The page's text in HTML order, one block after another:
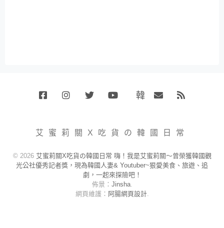
韓
小
賣
艾蜜莉關X吃貨の韓國日常
© 2026 艾蜜莉關X吃貨の韓國日常 嗨！我是艾蜜莉關～曾榮獲韓國觀
光公社優秀記者獎，現為韓國人妻& Youtuber~狠愛美食、旅遊、追
劇，一起來探險吧！
佈景： Jinsha.
網頁維護： 阿腸網頁設計.